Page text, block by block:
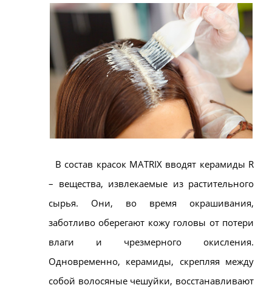
В состав красок MATRIX вводят керамиды R
– вещества, извлекаемые из растительного
сырья. Они, во время окрашивания,
заботливо оберегают кожу головы от потери
влаги и чрезмерного окисления.
Одновременно, керамиды, скрепляя между
собой волосяные чешуйки, восстанавливают